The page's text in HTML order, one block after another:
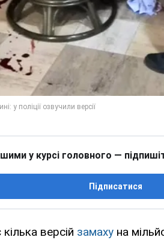
у курсі головного —
Підписатися
версій замаху на